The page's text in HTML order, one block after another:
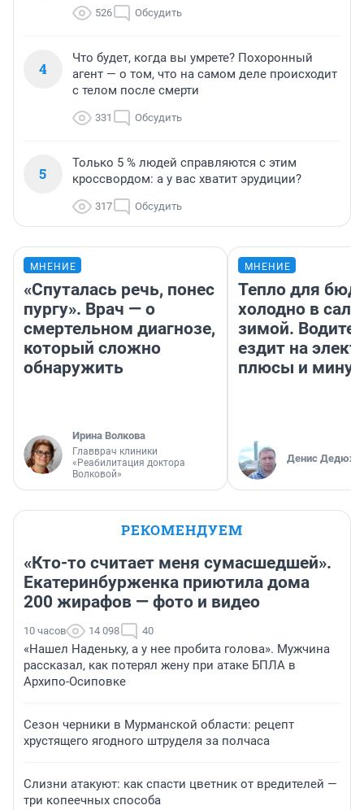
526 Обсудить
4
Что будет, когда вы умрете? Похоронный
агент — о том, что на самом деле происходит
с телом после смерти
331 Обсудить
5
Только 5 % людей справляются с этим
кроссвордом: а у вас хватит эрудиции?
317 Обсудить
МНЕНИЕ
«Спуталась речь, понес
пургу». Врач — о
смертельном диагнозе,
который сложно
обнаружить
Ирина Волкова
Главврач клиники
«Реабилитация доктора
Волковой»
МНЕНИЕ
Тепло для
холодно в
зимой.
ездит на
плюсы и
Денис
РЕКОМЕНДУЕМ
«Кто-то считает меня сумасшедшей».
Екатеринбурженка приютила дома
200 жирафов — фото и видео
10 часов 14 098 40
«Нашел Наденьку, а у нее пробита голова». Мужчина
рассказал, как потерял жену при атаке БПЛА в
Архипо-Осиповке
Сезон черники в Мурманской области: рецепт
хрустящего ягодного штруделя за полчаса
Слизни атакуют: как спасти цветник от вредителей —
три копеечных способа